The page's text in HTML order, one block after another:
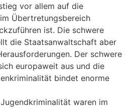
vor allem auf die
Übertretungsbereich
ist. Die schwere
die Staatsanwaltschaft aber
Der schwere
europaweit aus und die
bindet enorme
waren im